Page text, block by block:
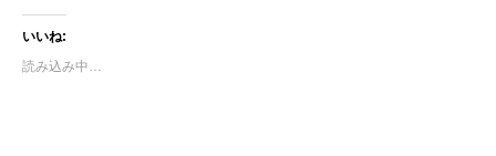
いいね:
読み込み中…